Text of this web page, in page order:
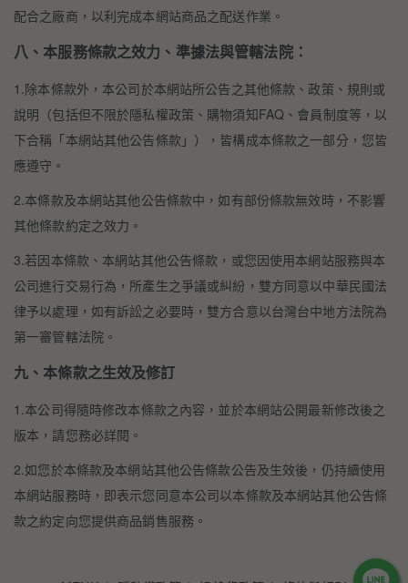
配合之廠商，以利完成本網站商品之配送作業。
八、本服務條款之效力、準據法與管轄法院：
1.除本條款外，本公司於本網站所公告之其他條款、政策、規則或
說明（包括但不限於隱私權政策、購物須知FAQ、會員制度等，以
下合稱「本網站其他公告條款」），皆構成本條款之一部分，您皆
應遵守。
2.本條款及本網站其他公告條款中，如有部份條款無效時，不影響
其他條款約定之效力。
3.若因本條款、本網站其他公告條款，或您因使用本網站服務與本
公司進行交易行為，所產生之爭議或糾紛，雙方同意以中華民國法
律予以處理，如有訴訟之必要時，雙方合意以台灣台中地方法院為
第一審管轄法院。
九、本條款之生效及修訂
1.本公司得隨時修改本條款之內容，並於本網站公開最新修改後之
版本，請您務必詳閱。
2.如您於本條款及本網站其他公告條款公告及生效後，仍持續使用
本網站服務時，即表示您同意本公司以本條款及本網站其他公告條
款之約定向您提供商品銷售服務。